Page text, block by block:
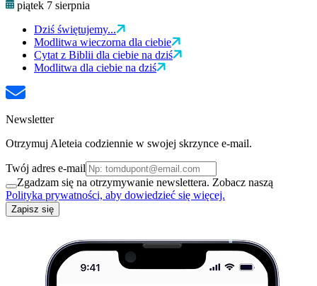
piątek 7 sierpnia
Dziś świętujemy...
Modlitwa wieczorna dla ciebie
Cytat z Biblii dla ciebie na dziś
Modlitwa dla ciebie na dziś
Newsletter
Otrzymuj Aleteia codziennie w swojej skrzynce e-mail.
Twój adres e-mail
Zgadzam się na otrzymywanie newslettera. Zobacz naszą
Polityka prywatności, aby dowiedzieć się więcej.
Zapisz się